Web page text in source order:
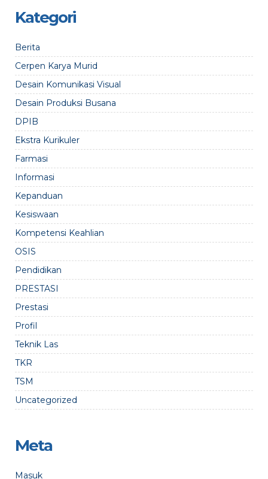
Kategori
Berita
Cerpen Karya Murid
Desain Komunikasi Visual
Desain Produksi Busana
DPIB
Ekstra Kurikuler
Farmasi
Informasi
Kepanduan
Kesiswaan
Kompetensi Keahlian
OSIS
Pendidikan
PRESTASI
Prestasi
Profil
Teknik Las
TKR
TSM
Uncategorized
Meta
Masuk